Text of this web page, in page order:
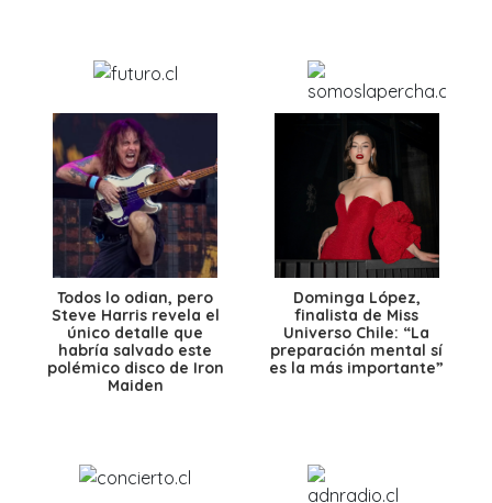
Todos lo odian, pero
Steve Harris revela el
único detalle que
habría salvado este
polémico disco de Iron
Maiden
Dominga López,
finalista de Miss
Universo Chile: “La
preparación mental sí
es la más importante”